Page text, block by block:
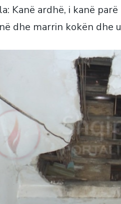
Kanë ardhë, i kanë
dhe marrin kokën dhe